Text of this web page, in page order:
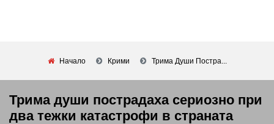
Начало Крими Трима Души Постра...
Трима души пострадаха сериозно при
два тежки катастрофи в страната